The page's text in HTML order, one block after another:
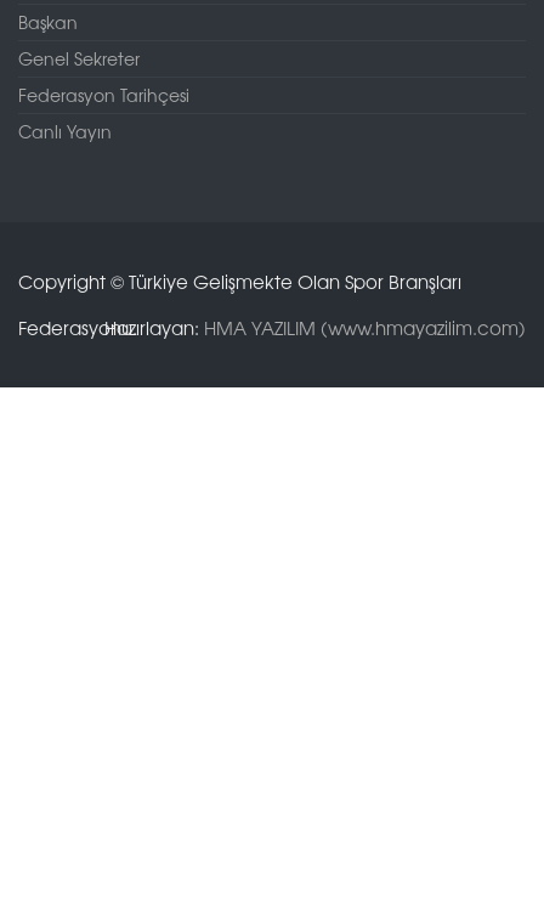
Başkan
Genel Sekreter
Federasyon Tarihçesi
Canlı Yayın
Copyright © Türkiye Gelişmekte Olan Spor Branşları
Federasyonu.Hazırlayan: HMA YAZILIM (www.hmayazilim.com)